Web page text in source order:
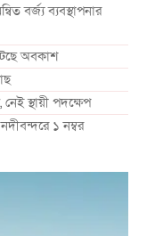
বর্জ্য ব্যবস্থাপনার
অবকাশ
নেই স্থায়ী পদক্ষেপ
১ নম্বর
আকাশও মেঘলা
লঘুচাপের শঙ্কা